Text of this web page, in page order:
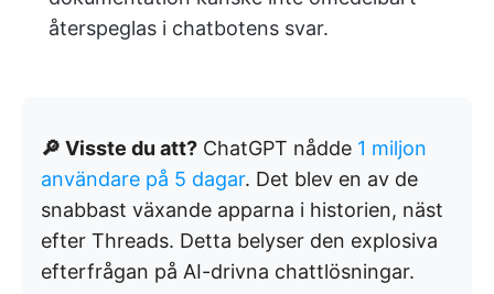
återspeglas i chatbotens svar.
🔎 Visste du att? ChatGPT nådde 1 miljon
användare på 5 dagar. Det blev en av de
snabbast växande apparna i historien, näst
efter Threads. Detta belyser den explosiva
efterfrågan på AI-drivna chattlösningar.